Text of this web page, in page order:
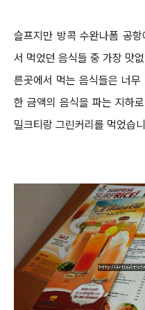
슬프지만 방콕 수완나폼 공
서 먹었던 음식들 중 가장 맛
른곳에서 먹는 음식들은 너
한 금액의 음식을 파는 지하
밀크티랑 그린커리를 먹었습